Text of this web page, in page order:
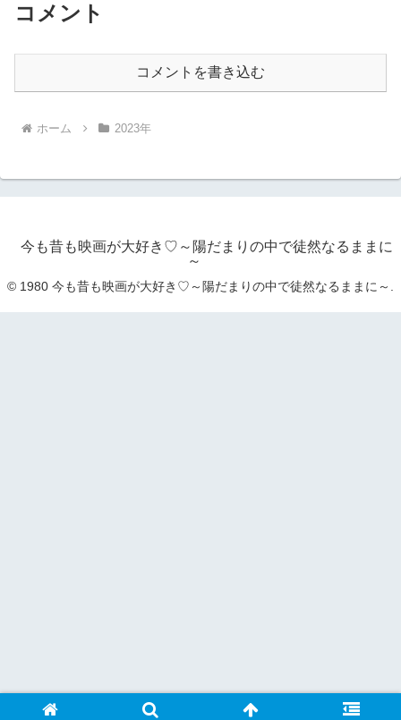
コメント
コメントを書き込む
ホーム 2023年
今も昔も映画が大好き♡～陽だまりの中で徒然なるままに
～
© 1980 今も昔も映画が大好き♡～陽だまりの中で徒然なるままに～.